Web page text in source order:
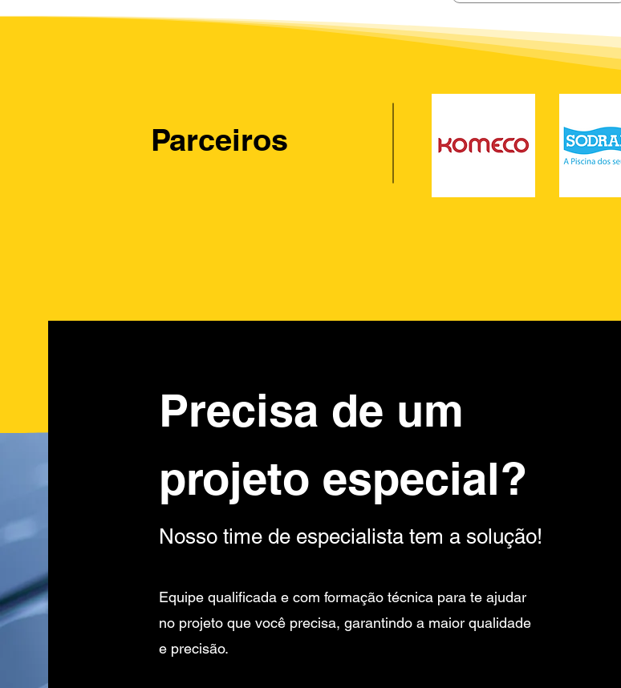
Parceiros
Precisa de um
projeto especial?
Nosso time de especialista tem a solução!
Equipe qualificada e com formação técnica para te ajudar
no projeto que você precisa, garantindo a maior qualidade
e precisão.